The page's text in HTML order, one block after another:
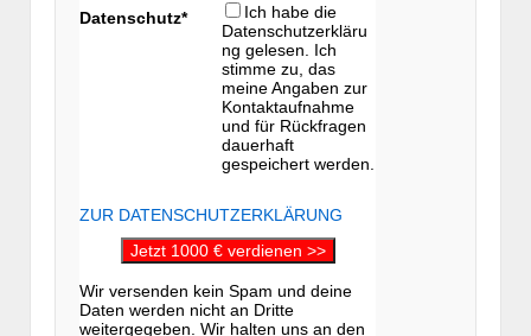
Datenschutz*
Ich habe die
Datenschutzerkläru
ng gelesen. Ich
stimme zu, das
meine Angaben zur
Kontaktaufnahme
und für Rückfragen
dauerhaft
gespeichert werden.
ZUR DATENSCHUTZERKLÄRUNG
Jetzt 1000 € verdienen >>
Wir versenden kein Spam und deine
Daten werden nicht an Dritte
weitergegeben. Wir halten uns an den